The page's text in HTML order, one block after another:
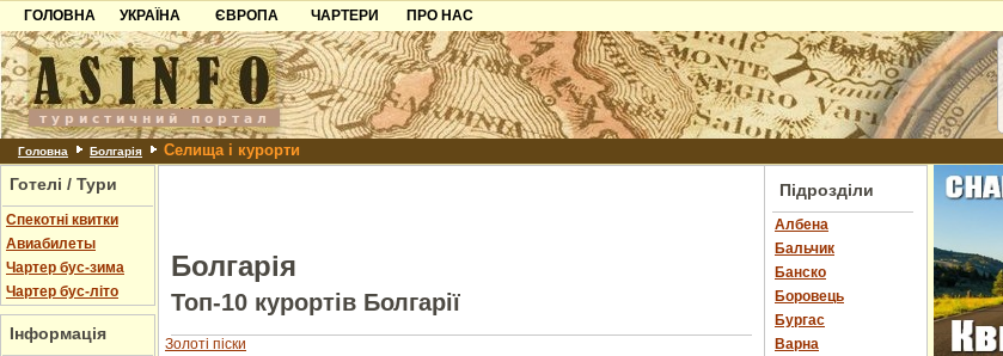
ГОЛОВНА
УКРАЇНА
Карпати
Азов
Причорноморря
Шацьк
ЄВРОПА
Чорногорія
Хорватія
Болгарія
Албанія
ЧАРТЕРИ
ПРО НАС
Контакти
Партнерам
Додати готель
Головна Болгарія Селища і курорти
Готелі / Тури
Спекотні квитки
Авиабилеты
Чартер бус-зима
Чартер бус-літо
Інформація
Болгарія
Топ-10 курортів Болгарії
Золоті піски
Підрозділи
Албена
Бальчик
Банско
Боровець
Бургас
Варна